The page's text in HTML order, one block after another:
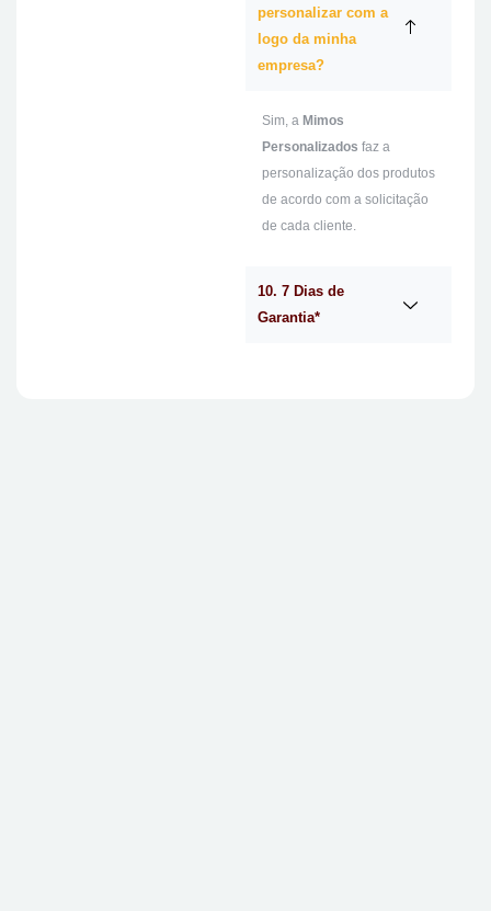
personalizar com a
logo da minha
empresa?
Sim, a Mimos
Personalizados faz a
personalização dos produtos
de acordo com a solicitação
de cada cliente.
10. 7 Dias de
Garantia*